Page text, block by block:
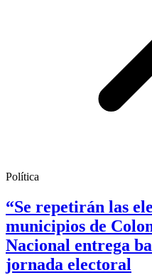
Política
“Se repetirán las
municipios de
Nacional entrega
jornada electoral